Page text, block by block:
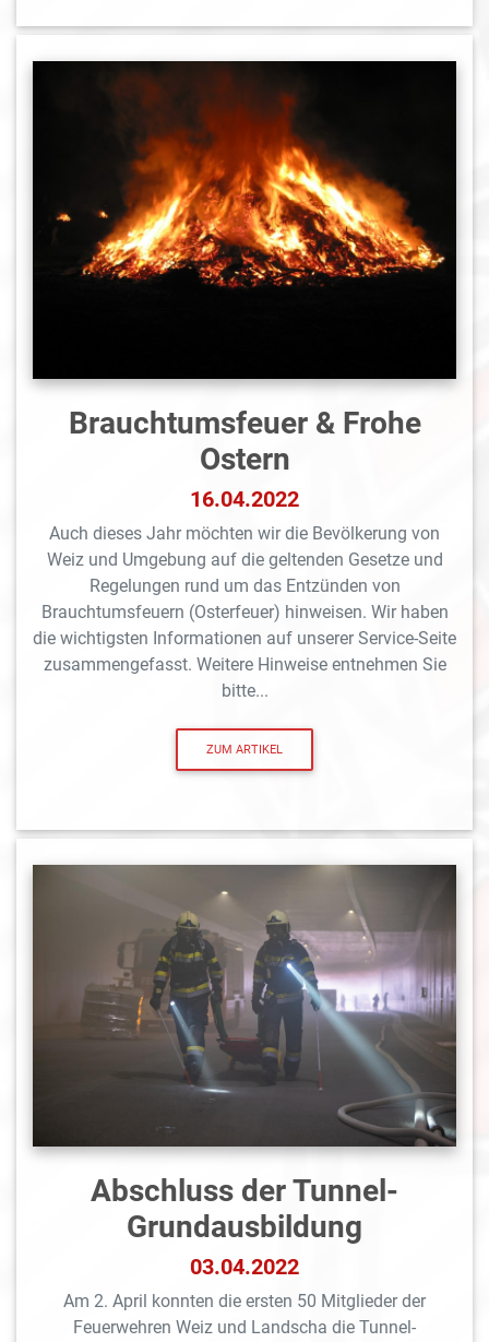
Brauchtumsfeuer & Frohe
Ostern
16.04.2022
Auch dieses Jahr möchten wir die Bevölkerung von
Weiz und Umgebung auf die geltenden Gesetze und
Regelungen rund um das Entzünden von
Brauchtumsfeuern (Osterfeuer) hinweisen. Wir haben
die wichtigsten Informationen auf unserer Service-Seite
zusammengefasst. Weitere Hinweise entnehmen Sie
bitte...
ZUM ARTIKEL
Abschluss der Tunnel-
Grundausbildung
03.04.2022
Am 2. April konnten die ersten 50 Mitglieder der
Feuerwehren Weiz und Landscha die Tunnel-